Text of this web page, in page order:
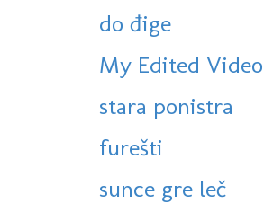
do đige
My Edited Video
stara ponistra
furešti
sunce gre leč